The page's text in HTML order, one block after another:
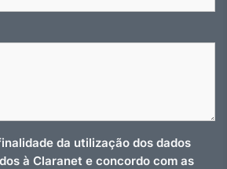
da utilização dos dados
à Claranet e concordo com as